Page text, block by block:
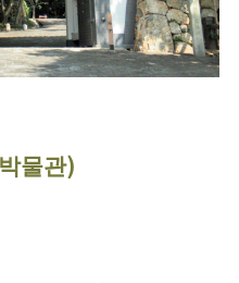
물관)